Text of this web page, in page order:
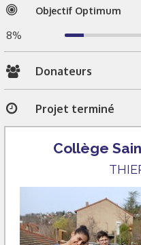
Objectif Optimum
8%
Donateurs
Projet terminé
Collège